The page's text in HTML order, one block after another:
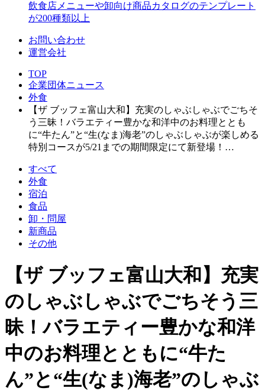
飲食店メニューや卸向け商品カタログのテンプレート
が200種類以上
お問い合わせ
運営会社
TOP
企業団体ニュース
外食
【ザ ブッフェ富山大和】充実のしゃぶしゃぶでごちそ
う三昧！バラエティー豊かな和洋中のお料理ととも
に“牛たん”と“生(なま)海老”のしゃぶしゃぶが楽しめる
特別コースが5/21までの期間限定にて新登場！…
すべて
外食
宿泊
食品
卸・問屋
新商品
その他
【ザ ブッフェ富山大和】充実
のしゃぶしゃぶでごちそう三
昧！バラエティー豊かな和洋
中のお料理とともに“牛た
ん”と“生(なま)海老”のしゃぶ